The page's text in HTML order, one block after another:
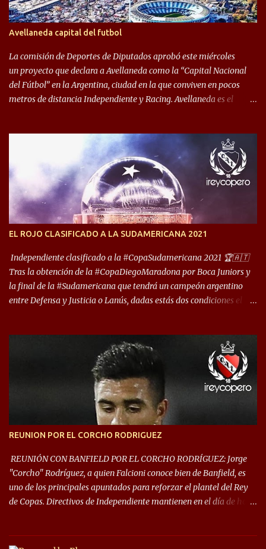
rival. El clásico de Avellaneda marcó el epílogo del campeonato,
algo totalmente inusual para estas épocas, donde la violencia no
permite encuentros de riesgo sobre el final de los torneos. En la
década del ochenta y con una democracia flo...
Avellaneda capital del futbol
La comisión de Deportes de Diputados aprobó este miércoles
un proyecto que declara a Avellaneda como la “Capital Nacional
del Fútbol” en la Argentina, ciudad en la que conviven en pocos
metros de distancia Independiente y Racing. Avellaneda es el
Libertadores de América) los distancian solo 150 metros. Por ello
son protagonistas de un clásico de los más picantes del fútbol
argentino. De ella también forma parte Arsenal, equipo que
transitó por la primera división del fútbol local durante muchos
años. Dock Sud es otro de los que comparten esas tierras, aunque el
foco de atención es la convivencia Independiente - Racing. “No
deporte”, afirmó Facundo Moyano. “Creo que Avellaneda...
EL ROJO CLASIFICADO A LA SUDAMERICANA 2021
Independiente clasificado a la #CopaSudamericana 2021 🏆🇦🇹
Tras la obtención de la #CopaDiegoMaradona por Boca Juniors y
la final de la #Sudamericana que tendrá un campeón argentino
entre Defensa y Justicia o Lanús, dadas estás dos condiciones el
que iniciará en fase de grupos con 6 partidos, de los cuales sólo los
primeros de cada grupo jugarán los 8vos. con los 3ros. mejores de
las fases de grupos de la #CopaLibertadores 2021. ¡Este año hay
noche de Copas Rey! ⚽🇦🇹👑🏆.
REUNION POR EL CORCHO RODRIGUEZ
REUNIÓN CON BANFIELD POR EL CORCHO RODRÍGUEZ: Jorge
"Corcho" Rodríguez, a quien Falcioni conoce bien de Banfield, es
uno de los principales apuntados para reforzar el plantel del Rey
de Copas. Directivos de Independiente mantienen en el día de hoy
préstamo con opción de compra pero, por lo que se sabe, Banfield